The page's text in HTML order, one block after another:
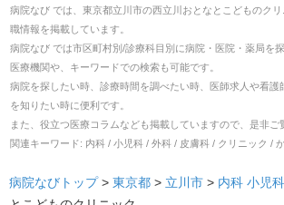
病院なび では、 東京都立川市の西立川おとなとこどものクリ
職情報を掲載しています。
病院なび では市区町村別/診療科目別に病院・医院・薬局を
医療機関や、キーワードでの検索も可能です。
病院を探したい時、診療時間を調べたい時、医師求人や看護
を知りたい時に便利です。
また、役立つ医療コラムなども掲載していますので、是非ご
関連キーワード: 内科 / 小児科 / 外科 / 皮膚科 / クリニック /
病院なびトップ > 東京都 > 立川市 > 内科 小児科